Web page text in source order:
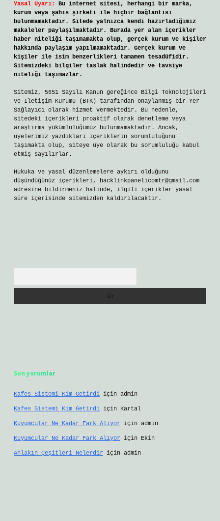
Yasal Uyarı:
Bu internet sitesi, herhangi bir marka,
kurum veya şahıs şirketi ile hiçbir bağlantısı
bulunmamaktadır. Sitede yalnızca kendi hazırladığımız
makaleler paylaşılmaktadır. Burada yer alan içerikler
haber niteliği taşımamakta olup, gerçek kurum ve kişiler
hakkında paylaşım yapılmamaktadır. Gerçek kurum ve
kişiler ile isim benzerlikleri tamamen tesadüfidir.
Sitemizdeki bilgiler taslak halindedir ve tavsiye
niteliği taşımazlar.
Sitemiz, 5651 Sayılı Kanun gereğince Bilgi Teknolojileri
ve İletişim Kurumu (BTK) tarafından onaylanmış bir Yer
Sağlayıcı olarak hizmet vermektedir. Bu nedenle,
sitedeki içerikleri proaktif olarak denetleme veya
araştırma yükümlülüğümüz bulunmamaktadır. Ancak,
üyelerimiz yazdıkları içeriklerin sorumluluğunu
taşımakta olup, siteye üye olarak bu sorumluluğu kabul
etmiş sayılırlar.
Hukuka ve yasal düzenlemelere aykırı olduğunu
düşündüğünüz içerikleri, backlinkpanelicomtr@gmail.com
adresine bildirmeniz halinde, ilgili içerikler yasal
süre içerisinde sitemizden kaldırılacaktır.
Son yorumlar
Kafes Sistemi Kim Getirdi için admin
Kafes Sistemi Kim Getirdi için Kartal
Kuyumcular Ne Kadar Fark Alıyor için admin
Kuyumcular Ne Kadar Fark Alıyor için Ekin
Ahlakın Çeşitleri Nelerdir için admin